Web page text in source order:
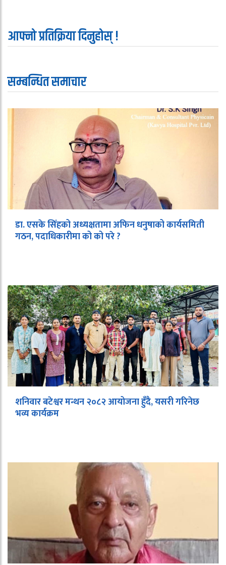
आफ्नो प्रतिक्रिया दिनुहोस् !
सम्बन्धित समाचार
डा. एसके सिंहको अध्यक्षतामा अफिन धनुषाको कार्यसमिती
गठन, पदाधिकारीमा को को परे ?
शनिवार बटेश्वर मन्थन २०८२ आयोजना हुँदै, यसरी गरिनेछ
भव्य कार्यक्रम